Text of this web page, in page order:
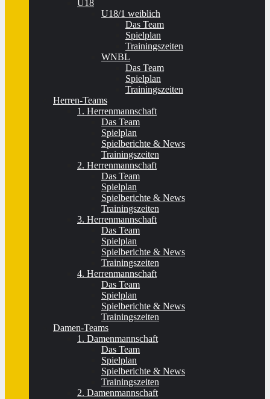
U18
U18/1 weiblich
Das Team
Spielplan
Trainingszeiten
WNBL
Das Team
Spielplan
Trainingszeiten
Herren-Teams
1. Herrenmannschaft
Das Team
Spielplan
Spielberichte & News
Trainingszeiten
2. Herrenmannschaft
Das Team
Spielplan
Spielberichte & News
Trainingszeiten
3. Herrenmannschaft
Das Team
Spielplan
Spielberichte & News
Trainingszeiten
4. Herrenmannschaft
Das Team
Spielplan
Spielberichte & News
Trainingszeiten
Damen-Teams
1. Damenmannschaft
Das Team
Spielplan
Spielberichte & News
Trainingszeiten
2. Damenmannschaft